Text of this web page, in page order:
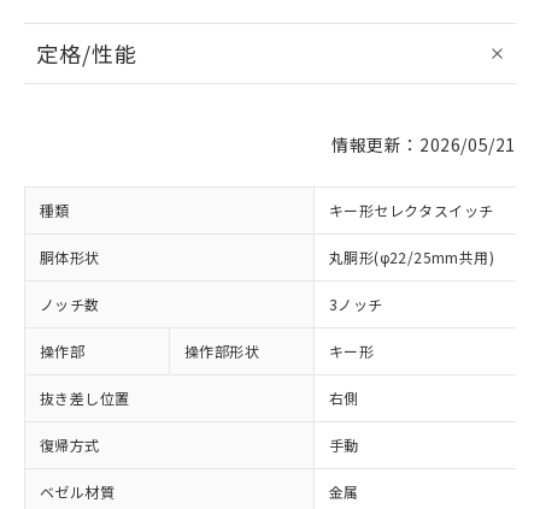
定格/性能
情報更新：2026/05/21
種類 キー形セレクタスイッチ
胴体形状 丸胴形(φ22/25mm共用)
ノッチ数 3ノッチ
操作部 操作部形状 キー形
抜き差し位置 右側
復帰方式 手動
ベゼル材質 金属